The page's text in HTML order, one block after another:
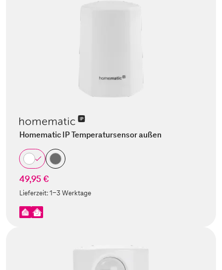
Homematic IP Temperatursensor außen
49,95 €
Lieferzeit:1-3 Werktage